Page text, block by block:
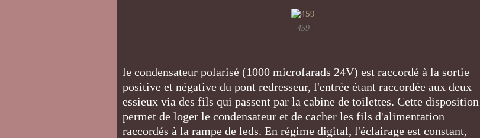
459
le condensateur polarisé (1000 microfarads 24V) est raccordé à la sortie
positive et négative du pont redresseur, l'entrée étant raccordée aux deux
essieux via des fils qui passent par la cabine de toilettes. Cette disposition
permet de loger le condensateur et de cacher les fils d'alimentation
raccordés à la rampe de leds. En régime digital, l'éclairage est constant,